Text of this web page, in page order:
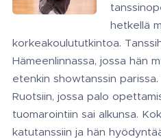
hetkellä
korkeakoulututkintoa.
Hämeenlinnassa, jossa hän
etenkin showtanssin
Ruotsiin, jossa palo
tuomarointiin sai alkunsa.
katutanssiin ja hän